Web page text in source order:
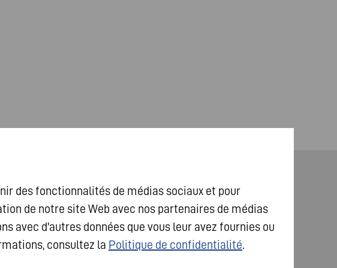
www.varta-ag.com
des fonctionnalités de médias sociaux et pour
de notre site Web avec nos partenaires de médias
avec d'autres données que vous leur avez fournies ou
consultez la Politique de confidentialité.